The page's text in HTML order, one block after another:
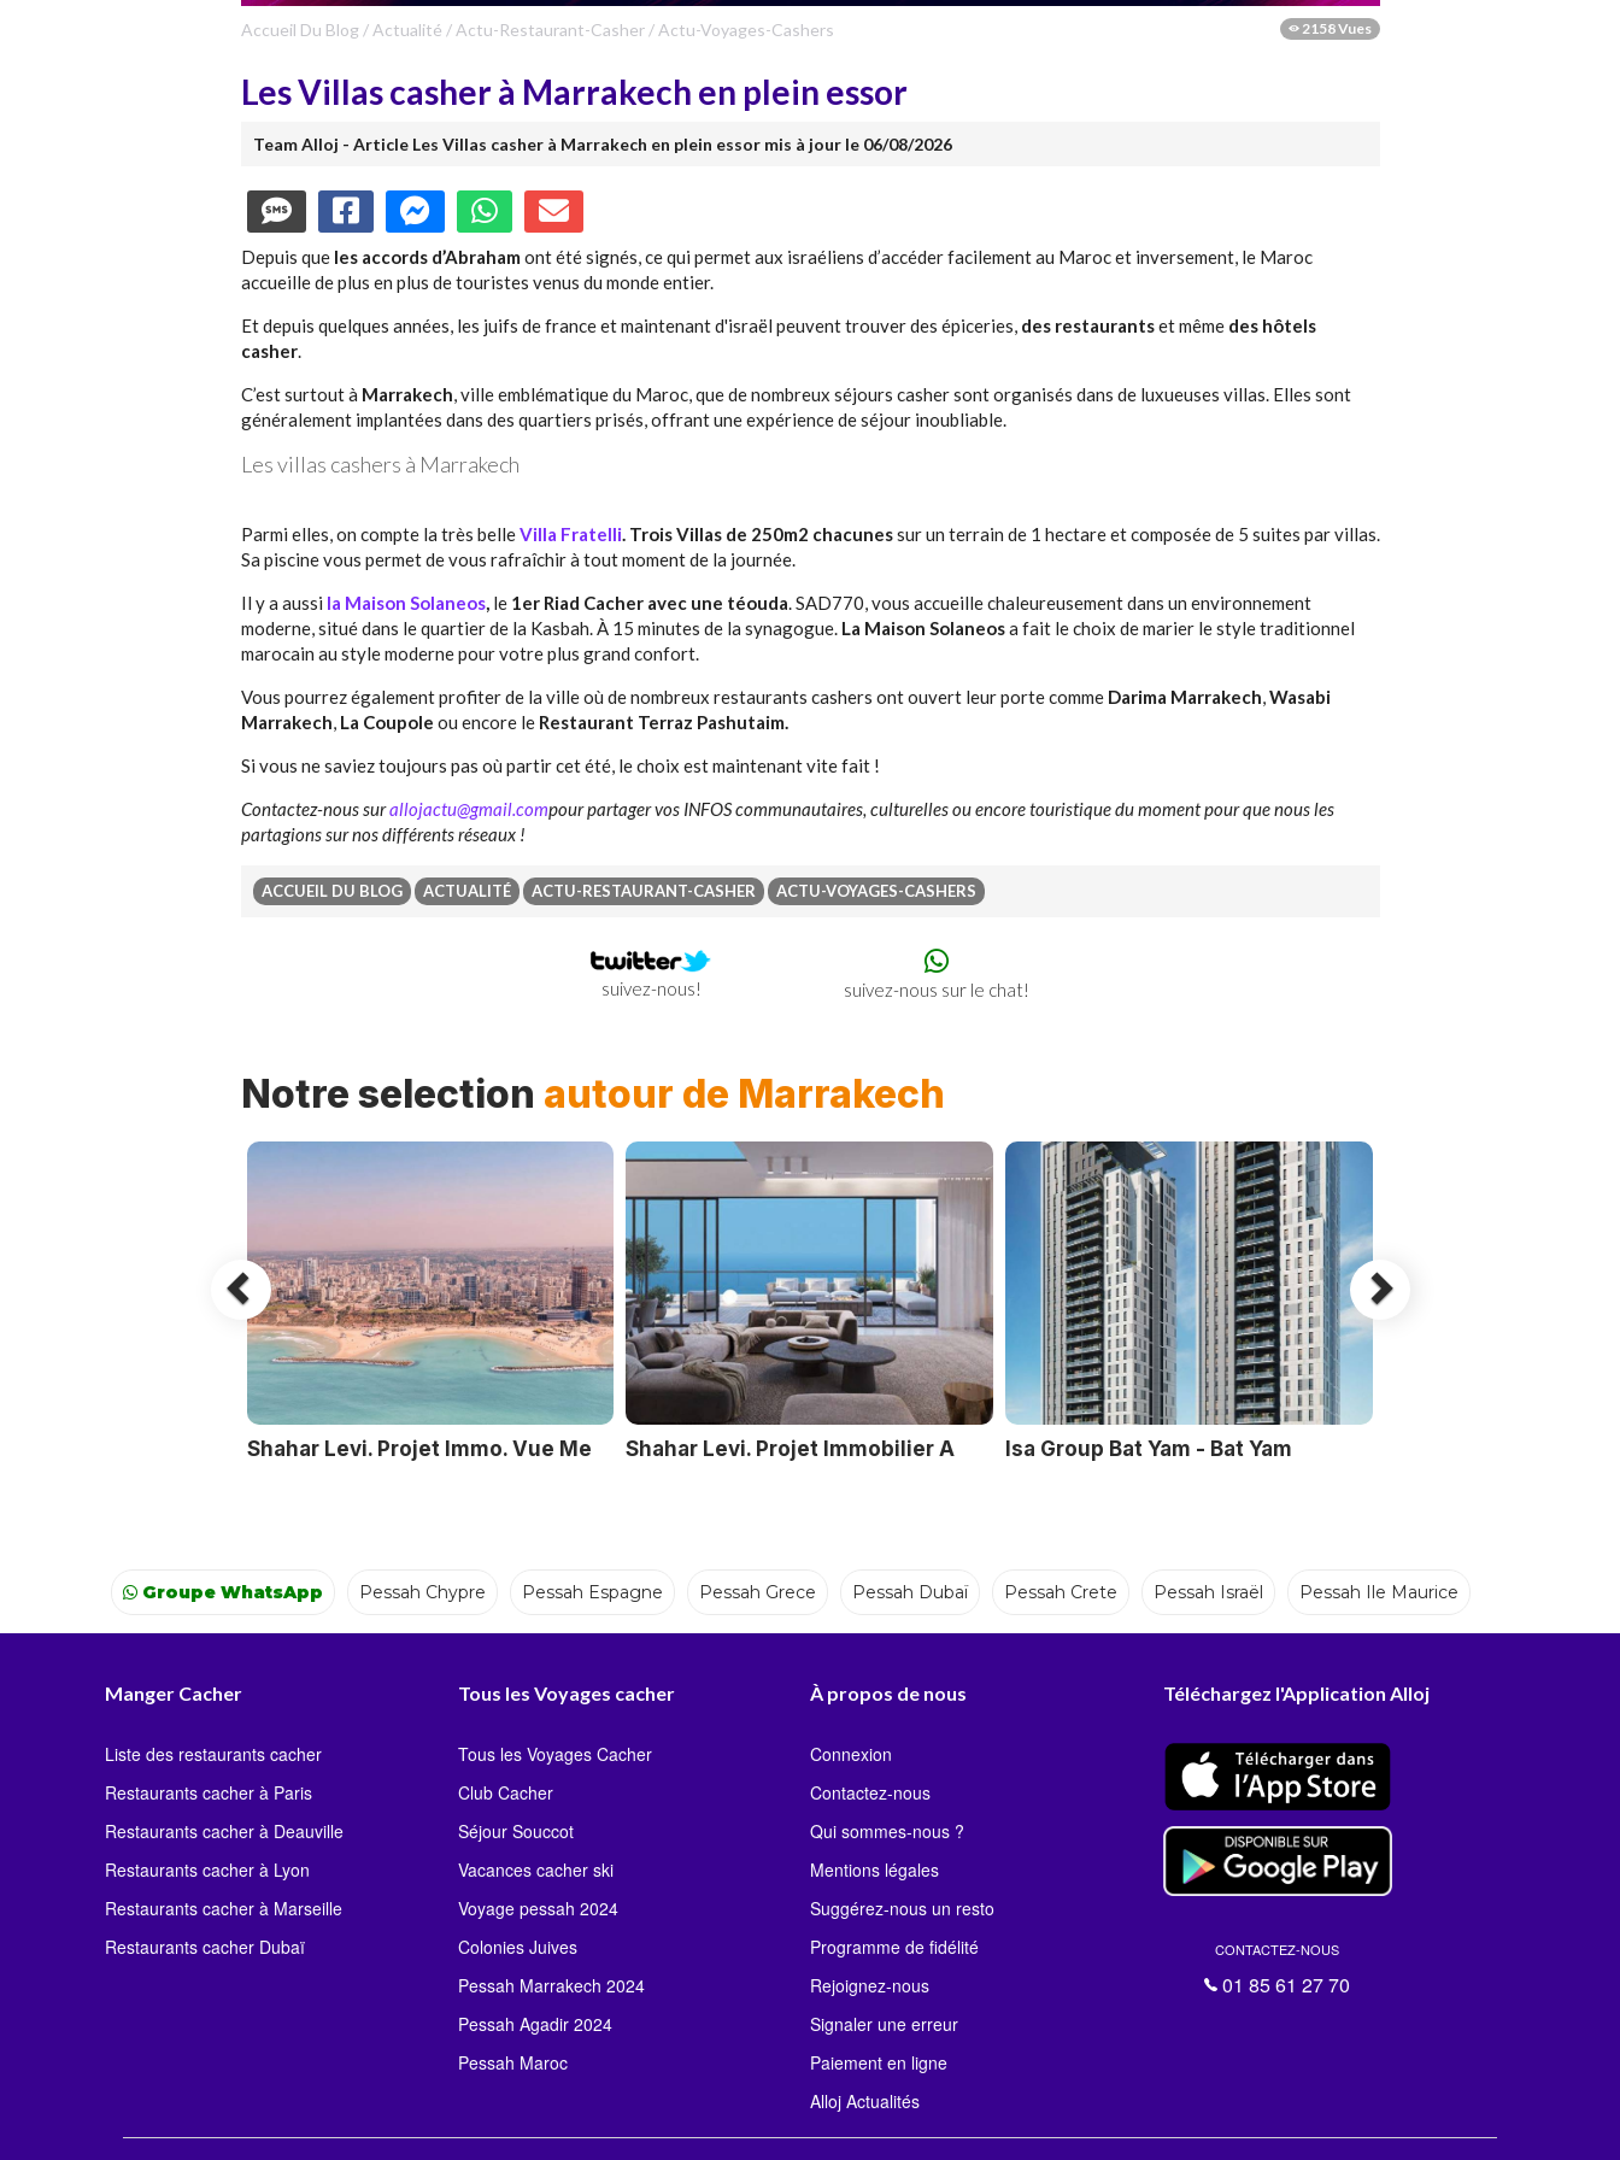
Accueil Du Blog/ Actualité / Actu-Restaurant-Casher/ Actu-Voyages-Cashers 2158 Vues
Les Villas casher à Marrakech en plein essor
Team Alloj - Article Les Villas casher à Marrakech en plein essor mis à jour le 06/08/2026
Depuis que les accords d’Abraham ont été signés, ce qui permet aux israéliens d’accéder facilement au Maroc et inversement, le Maroc
accueille de plus en plus de touristes venus du monde entier.
Et depuis quelques années, les juifs de france et maintenant d'israël peuvent trouver des épiceries, des restaurantset même des hôtels
casher.
C’est surtout à Marrakech, ville emblématique du Maroc, que de nombreux séjours casher sont organisés dans de luxueuses villas. Elles sont
généralement implantées dans des quartiers prisés, offrant une expérience de séjour inoubliable.
Les villas cashers à Marrakech
Parmi elles, on compte la très belleVilla Fratelli. Trois Villas de 250m2 chacunessur un terrain de 1 hectare et composée de 5 suites par villas.
Sa piscine vous permet de vous rafraîchir à tout moment de la journée.
Il y a aussi la Maison Solaneos,le 1er Riad Cacher avec une téouda. SAD770, vous accueille chaleureusement dans un environnement
moderne, situé dans le quartier de la Kasbah. À 15 minutes de la synagogue.La Maison Solaneosa fait le choix de marier le style traditionnel
marocain au style moderne pour votre plus grand confort.
Vous pourrez également profiter de la ville où de nombreux restaurants cashers ont ouvert leur porte comme Darima Marrakech,Wasabi
Marrakech, La Coupole ou encore le Restaurant Terraz Pashutaim.
Si vous ne saviez toujours pas où partir cet été, le choix est maintenant vite fait !
Contactez-nous surallojactu@gmail.compour partager vos INFOS communautaires, culturelles ou encore touristique du moment pour que nous les
partagions sur nos différents réseaux !
ACCUEIL DU BLOG ACTUALITÉ ACTU-RESTAURANT-CASHER ACTU-VOYAGES-CASHERS
suivez-nous! suivez-nous sur le chat!
Notre selection autour de Marrakech
Shahar Levi. Projet Immo. Vue Me Shahar Levi. Projet Immobilier A Isa Group Bat Yam - Bat Yam
Groupe WhatsApp Pessah Chypre Pessah Espagne Pessah Grece Pessah Dubaï Pessah Crete Pessah Israël Pessah Ile Maurice
Pessah Tunisie Pessah Chypre Pessah Espagne Pessah Grece Pessah Dubaï
Manger Cacher
Liste des restaurants cacher
Restaurants cacher à Paris
Restaurants cacher à Deauville
Restaurants cacher à Lyon
Restaurants cacher à Marseille
Restaurants cacher Dubaï
Tous les Voyages cacher
Tous les Voyages Cacher
Club Cacher
Séjour Souccot
Vacances cacher ski
Voyage pessah 2024
Colonies Juives
Pessah Marrakech 2024
Pessah Agadir 2024
Pessah Maroc
À propos de nous
Connexion
Contactez-nous
Qui sommes-nous ?
Mentions légales
Suggérez-nous un resto
Programme de fidélité
Rejoignez-nous
Signaler une erreur
Paiement en ligne
Alloj Actualités
Téléchargez l'Application Alloj
CONTACTEZ-NOUS
01 85 61 27 70